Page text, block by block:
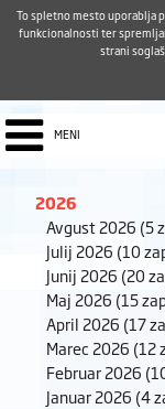
E-
MENI
2026
Avgust 2026 (5
Julij 2026 (10
Junij 2026 (20
Maj 2026 (15
April 2026 (17
Marec 2026 (12
Februar 2026
Januar 2026 (4
To spletno mesto uporablja
funkcionalnosti ter
strani